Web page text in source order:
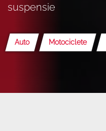
suspensie
Auto Motociclete